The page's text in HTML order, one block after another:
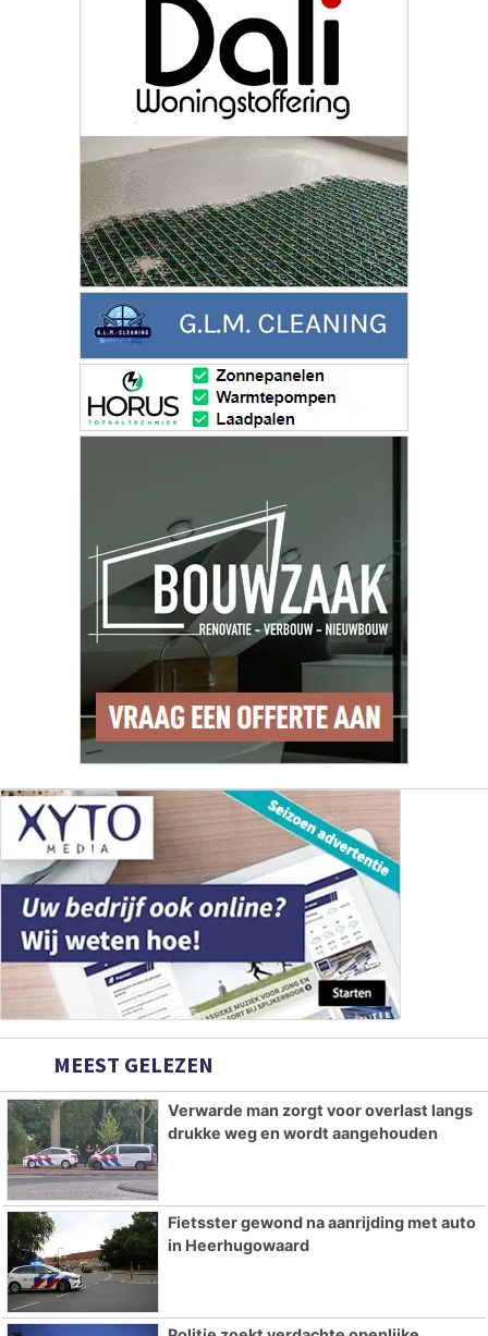
MEEST GELEZEN
Verwarde man zorgt voor overlast langs
drukke weg en wordt aangehouden
Fietsster gewond na aanrijding met auto
in Heerhugowaard